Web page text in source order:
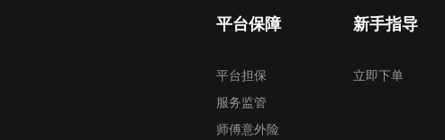
平台保障
平台担保
服务监管
师傅意外险
新手指导
立即下单